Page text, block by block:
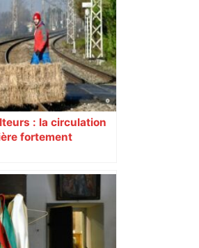
l'immobilier à
: la circulation
fortement